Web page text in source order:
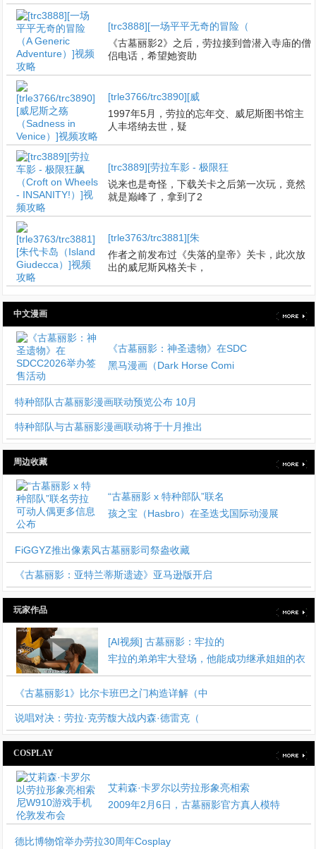
[trc3888][一场平平无奇的冒险（
《古墓丽影2》之后，劳拉接到曾潜入寺庙的僧
侣电话，希望她资助
[trle3766/trc3890][威
1997年5月，劳拉的忘年交、威尼斯图书馆主
人丰塔纳去世，疑
[trc3889][劳拉车影 - 极限狂
说来也是奇怪，下载关卡之后第一次玩，竟然
就是巅峰了，拿到了2
[trle3763/trc3881][朱
作者之前发布过《失落的皇帝》关卡，此次放
出的威尼斯风格关卡，
中文漫画
《古墓丽影：神圣遗物》在SDC
黑马漫画（Dark Horse Comi
特种部队古墓丽影漫画联动预览公布 10月
特种部队与古墓丽影漫画联动将于十月推出
周边收藏
“古墓丽影 x 特种部队”联名
孩之宝（Hasbro）在圣迭戈国际动漫展
FiGGYZ推出像素风古墓丽影司祭盎收藏
《古墓丽影：亚特兰蒂斯遗迹》亚马逊版开启
玩家作品
[AI视频] 古墓丽影：牢拉的
牢拉的弟弟牢大登场，他能成功继承姐姐的衣
《古墓丽影1》比尔卡班巴之门构造详解（中
说唱对决：劳拉·克劳馥大战内森·德雷克（
COSPLAY
艾莉森·卡罗尔以劳拉形象亮相索
2009年2月6日，古墓丽影官方真人模特
德比博物馆举办劳拉30周年Cosplay